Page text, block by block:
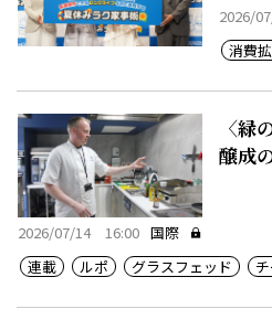
2026/
消費
〈緑
醸成
2026/07/14 16:00 国際
連載
ルポ グラスフェッド